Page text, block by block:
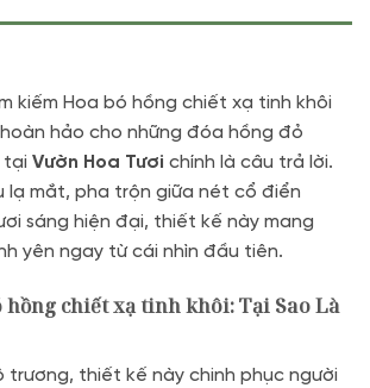
kiếm Hoa bó hồng chiết xạ tinh khôi
hảo cho những đóa hồng đỏ
tại Vườn Hoa Tươi chính là câu trả lời.
lạ mắt, pha trộn giữa nét cổ điển
sáng hiện đại, thiết kế này mang
yên ngay từ cái nhìn đầu tiên.
hồng chiết xạ tinh khôi: Tại Sao Là
trương, thiết kế này chinh phục người